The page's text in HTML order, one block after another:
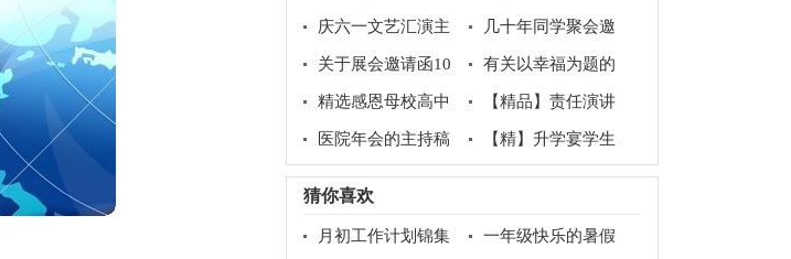
作文300字合集7篇
庆六一文艺汇演主
持稿
几十年同学聚会邀
请函
关于展会邀请函10
篇
有关以幸福为题的
话题作文400字汇总五
精选感恩母校高中
作文800字合集八篇
【精品】责任演讲
稿范文汇总九篇
医院年会的主持稿
【精】升学宴学生
猜你喜欢
月初工作计划锦集
一年级快乐的暑假